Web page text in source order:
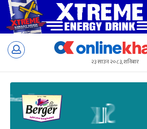
Skip
२३ साउन २०८३, शनिबार